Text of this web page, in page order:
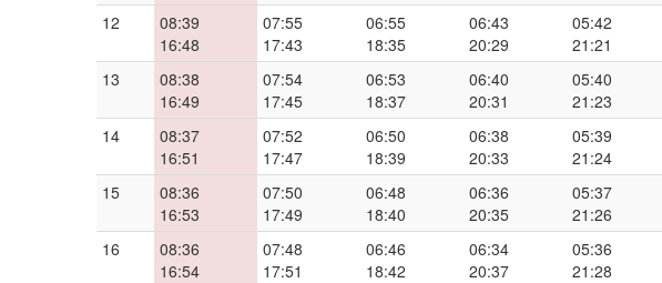
12
08:39
16:48
07:55
17:43
06:55
18:35
06:43
20:29
05:42
21:21
13
08:38
16:49
07:54
17:45
06:53
18:37
06:40
20:31
05:40
21:23
14
08:37
16:51
07:52
17:47
06:50
18:39
06:38
20:33
05:39
21:24
15
08:36
16:53
07:50
17:49
06:48
18:40
06:36
20:35
05:37
21:26
16
08:36
16:54
07:48
17:51
06:46
18:42
06:34
20:37
05:36
21:28